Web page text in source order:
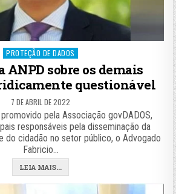
Posted
PROTEÇÃO DE DADOS
ANPD sobre os demais
questionável
7 DE ABRIL DE 2022
pela Associação govDADOS,
responsáveis pela disseminação da
do cidadão no setor público, o Advogado
Fabricio…
LEIA MAIS...